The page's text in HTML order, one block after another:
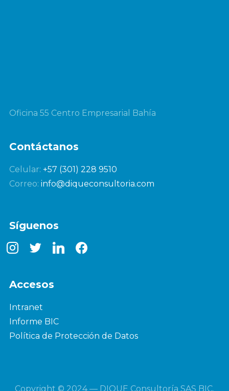
Oficina 55 Centro Empresarial Bahía
Contáctanos
Celular: +57 (301) 228 9510
Correo: info@diqueconsultoria.com
Síguenos
instagramtwitterlinkedinfacebook
Accesos
Intranet
Informe BIC
Política de Protección de Datos
Copyright © 2024 — DIQUE Consultoría SAS BIC.